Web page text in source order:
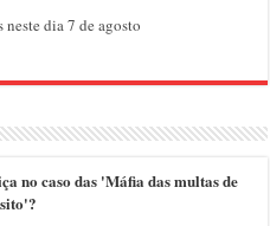
dia 7 de agosto
no caso das 'Máfia das multas de